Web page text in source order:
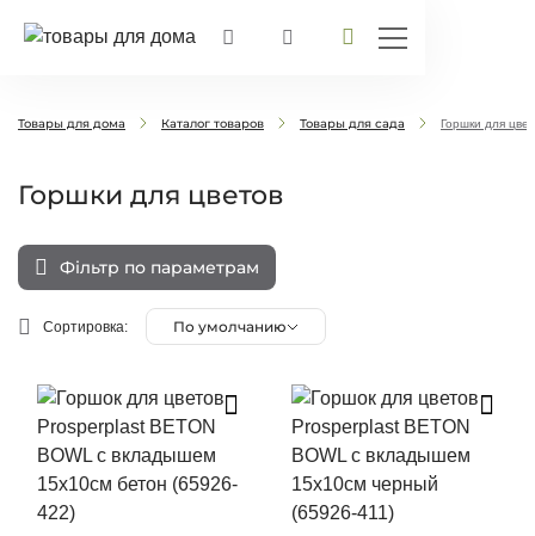
Товары для дома Каталог товаров Товары для сада Горшки для
Горшки для цветов
Фільтр по параметрам
Сортировка: По умолчанию